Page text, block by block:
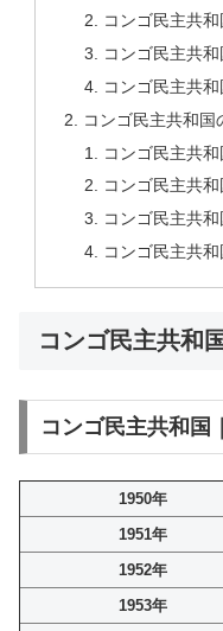
コンゴ民主共
コンゴ民主共
コンゴ民主共
コンゴ民主共和国
コンゴ民主共
コンゴ民主共
コンゴ民主共
コンゴ民主共
コンゴ民主共和
コンゴ民主共和国
1950年
1951年
1952年
1953年